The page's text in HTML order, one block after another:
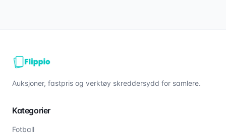
Auksjoner, fastpris og verktøy skreddersydd for samlere.
Kategorier
Fotball